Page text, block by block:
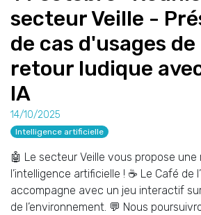
secteur Veille -
de cas d'usages
retour ludique
IA
14/10/2025
Intelligence artificielle
🤖 Le secteur Veille vous propose
l’intelligence artificielle ! ☕ Le Café de
accompagne avec un jeu interactif sur
de l’environnement. 💬 Nous